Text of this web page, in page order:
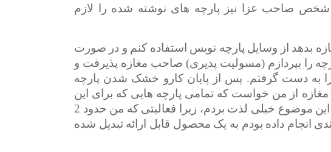
صاحب عزا نیز پارچه های نوشته شده را لازم
بدهد از وسایل پارچه نویس استفاده کنم و در صورت
را بپردازم (مسولیت پدیری) صاحب مغازه پذیرفت و
را به دست گرفتم. پس از پایان کارو خشک شدن پارچه
از من خواست که تمامی پارچه هایی که برای این
مراسم ترحیم نیاز بود را بنویسم. من از این موضوع خیلی لذت بردم، زیرا فعالیتی که من حدود 2
انجام داده بودم به یک محصول قابل ارائه تبدیل شده